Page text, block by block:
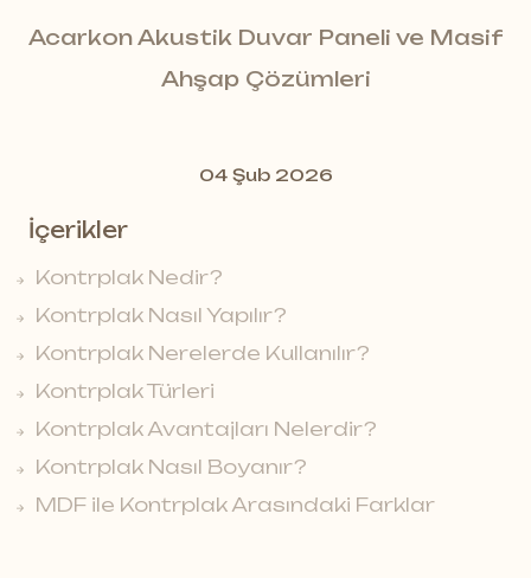
Acarkon Akustik Duvar Paneli ve Masif
Ahşap Çözümleri
04 Şub 2026
İçerikler
Kontrplak Nedir?
Kontrplak Nasıl Yapılır?
Kontrplak Nerelerde Kullanılır?
Kontrplak Türleri
Kontrplak Avantajları Nelerdir?
Kontrplak Nasıl Boyanır?
MDF ile Kontrplak Arasındaki Farklar